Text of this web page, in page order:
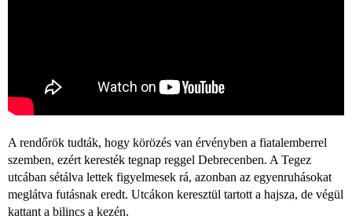
A rendőrök tudták, hogy körözés van érvényben a fiatalemberrel
szemben, ezért keresték tegnap reggel Debrecenben. A Tegez
utcában sétálva lettek figyelmesek rá, azonban az egyenruhásokat
meglátva futásnak eredt. Utcákon keresztül tartott a hajsza, de végül
kattant a bilincs a kezén.